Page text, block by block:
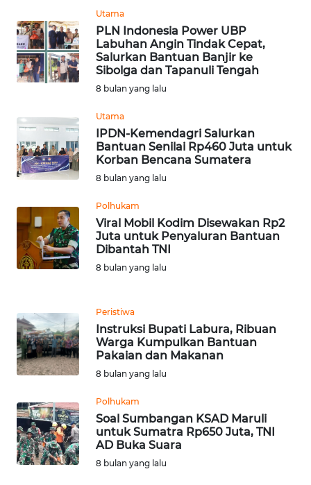
Utama
PLN Indonesia Power UBP
Labuhan Angin Tindak Cepat,
Salurkan Bantuan Banjir ke
Sibolga dan Tapanuli Tengah
8 bulan yang lalu
Utama
IPDN-Kemendagri Salurkan
Bantuan Senilai Rp460 Juta untuk
Korban Bencana Sumatera
8 bulan yang lalu
Polhukam
Viral Mobil Kodim Disewakan Rp2
Juta untuk Penyaluran Bantuan
Dibantah TNI
8 bulan yang lalu
Peristiwa
Instruksi Bupati Labura, Ribuan
Warga Kumpulkan Bantuan
Pakaian dan Makanan
8 bulan yang lalu
Polhukam
Soal Sumbangan KSAD Maruli
untuk Sumatra Rp650 Juta, TNI
AD Buka Suara
8 bulan yang lalu
WN
BOGOR
WN
TAPANULI
UTARA
WN
SAMOSIR
WN
WN
SUMEDANG
WN
WN
KEPULAUAN
SERIBU